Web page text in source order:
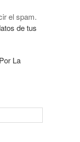
el spam.
de tus
La